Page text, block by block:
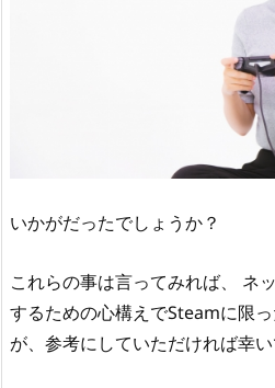
いかがだったでしょうか？
これらの事は言ってみれば、 ネ
するための心構えでSteamに限
が、参考にしていただければ幸い